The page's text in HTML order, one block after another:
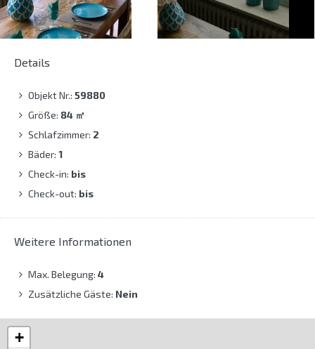
Details
Objekt Nr.: 59880
Größe: 84 ㎡
Schlafzimmer: 2
Bäder: 1
Check-in: bis
Check-out: bis
Weitere Informationen
Max. Belegung: 4
Zusätzliche Gäste: Nein
+